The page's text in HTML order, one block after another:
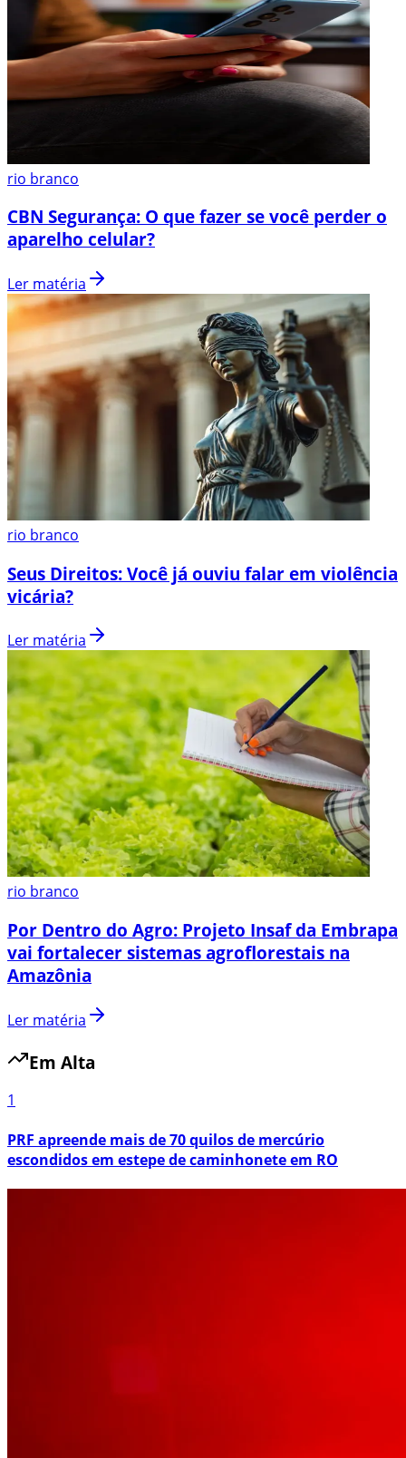
rio branco
CBN Segurança: O que fazer se você perder o
aparelho celular?
Ler matéria
rio branco
Seus Direitos: Você já ouviu falar em violência
vicária?
Ler matéria
rio branco
Por Dentro do Agro: Projeto Insaf da Embrapa
vai fortalecer sistemas agroflorestais na
Amazônia
Ler matéria
Em Alta
1
PRF apreende mais de 70 quilos de mercúrio
escondidos em estepe de caminhonete em RO